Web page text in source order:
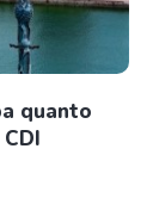
quanto